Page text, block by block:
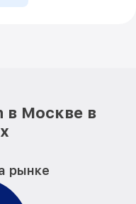
в Москве в
рынке